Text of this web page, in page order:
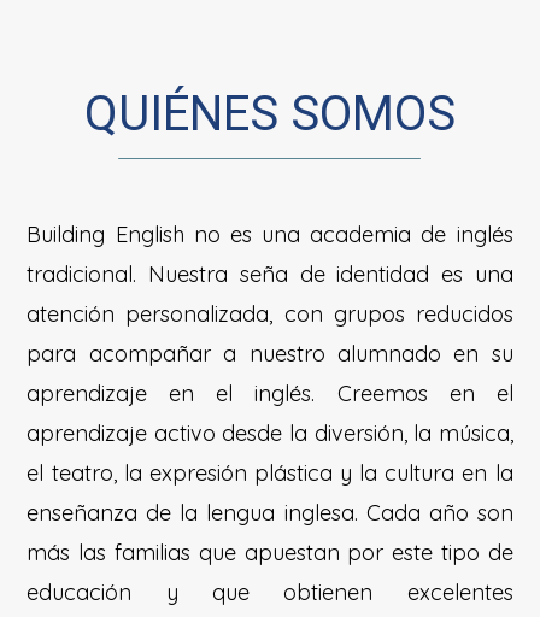
QUIÉNES SOMOS
Building English no es una academia de inglés
tradicional. Nuestra seña de identidad es una
atención personalizada, con grupos reducidos
para acompañar a nuestro alumnado en su
aprendizaje en el inglés. Creemos en el
aprendizaje activo desde la diversión, la música,
el teatro, la expresión plástica y la cultura en la
enseñanza de la lengua inglesa. Cada año son
más las familias que apuestan por este tipo de
educación y que obtienen excelentes